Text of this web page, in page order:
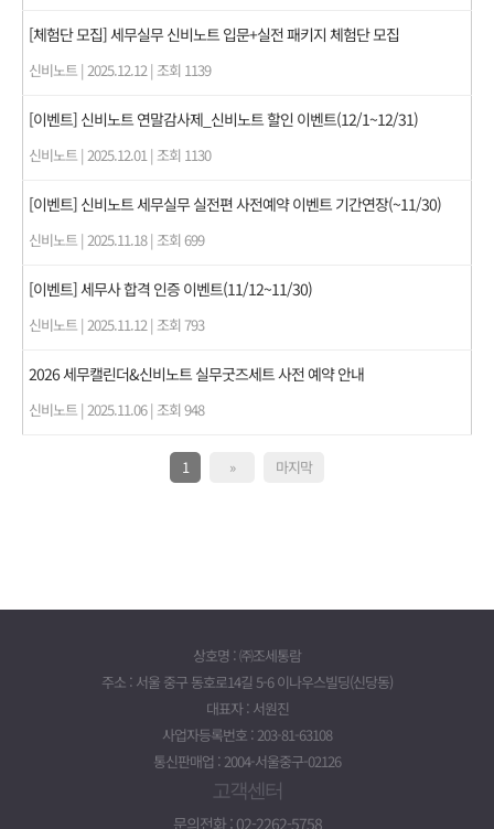
[체험단 모집] 세무실무 신비노트 입문+실전 패키지 체험단 모집
신비노트 | 2025.12.12 | 조회 1139
[이벤트] 신비노트 연말감사제_신비노트 할인 이벤트(12/1~12/31)
신비노트 | 2025.12.01 | 조회 1130
[이벤트] 신비노트 세무실무 실전편 사전예약 이벤트 기간연장(~11/30)
신비노트 | 2025.11.18 | 조회 699
[이벤트] 세무사 합격 인증 이벤트(11/12~11/30)
신비노트 | 2025.11.12 | 조회 793
2026 세무캘린더&신비노트 실무굿즈세트 사전 예약 안내
신비노트 | 2025.11.06 | 조회 948
1 » 마지막
상호명 : ㈜조세통람
주소 : 서울 중구 동호로14길 5-6 이나우스빌딩(신당동)
대표자 : 서원진
사업자등록번호 : 203-81-63108
통신판매업 : 2004-서울중구-02126
고객센터
문의전화 : 02-2262-5758